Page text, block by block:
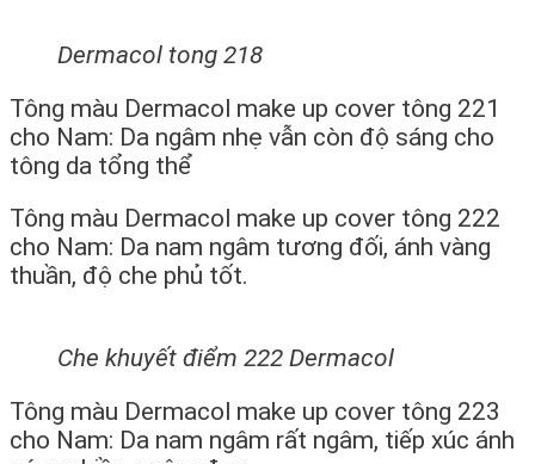
Dermacol tong 218
Tông màu Dermacol make up cover tông 221
cho Nam: Da ngâm nhẹ vẫn còn độ sáng cho
tông da tổng thể
Tông màu Dermacol make up cover tông 222
cho Nam: Da nam ngâm tương đối, ánh vàng
thuần, độ che phủ tốt.
Che khuyết điểm 222 Dermacol
Tông màu Dermacol make up cover tông 223
cho Nam: Da nam ngâm rất ngâm, tiếp xúc ánh